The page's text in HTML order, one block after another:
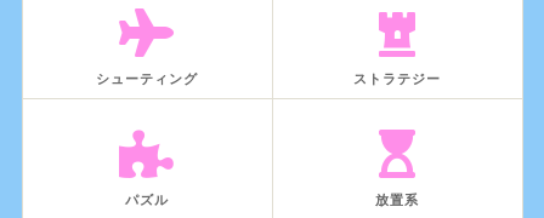
シューティング ストラテジー
パズル 放置系